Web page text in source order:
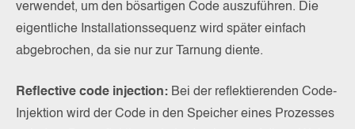
verwendet, um den bösartigen Code auszuführen. Die
eigentliche Installationssequenz wird später einfach
abgebrochen, da sie nur zur Tarnung diente.
Reflective code injection: Bei der reflektierenden Code-
Injektion wird der Code in den Speicher eines Prozesses